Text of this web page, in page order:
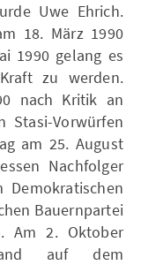
Uwe Ehrich.
18. März 1990
1990 gelang es
zu werden.
nach Kritik an
Stasi-Vorwürfen
am 25. August
Nachfolger
Bauernpartei
Am 2. Oktober
auf dem